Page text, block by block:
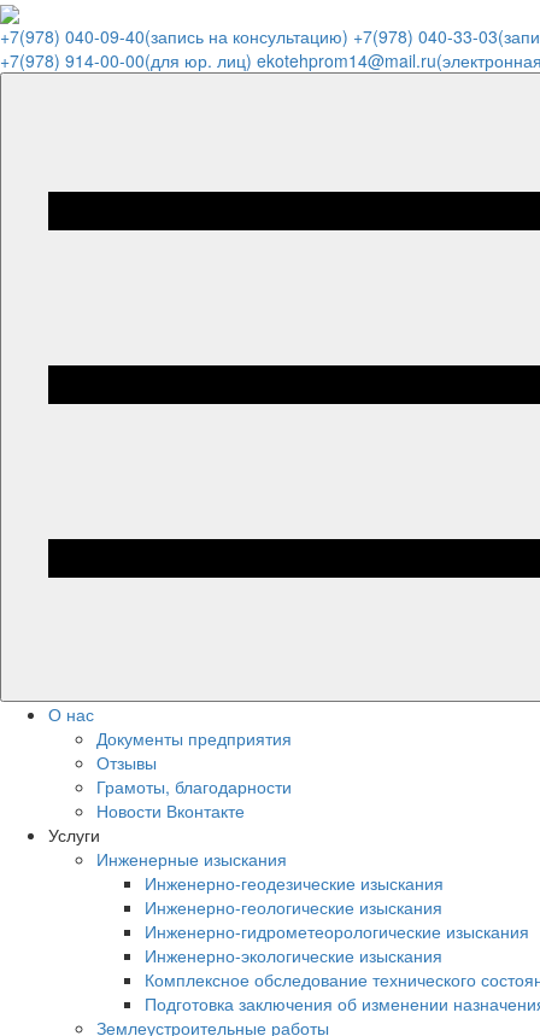
+7(978) 040-09-40(запись на консультацию) +7(978) 040-33-03
+7(978) 914-00-00(для юр. лиц) ekotehprom14@mail.ru
О нас
Документы предприятия
Отзывы
Грамоты, благодарности
Новости Вконтакте
Услуги
Инженерные изыскания
Инженерно-геодезические изыскания
Инженерно-геологические изыскания
Инженерно-гидрометеорологические изыскания
Инженерно-экологические изыскания
Комплексное обследование технического
Подготовка заключения об изменении
Землеустроительные работы